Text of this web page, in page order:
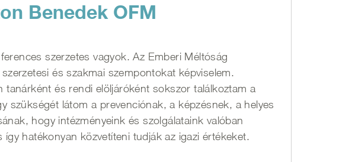
Benedek OFM
szerzetes vagyok. Az Emberi Méltóság
és szakmai szempontokat képviselem.
tanárként és rendi elöljáróként sokszor találkoztam a
szükségét látom a prevenciónak, a képzésnek, a helyes
hogy intézményeink és szolgálataink valóban
hatékonyan közvetíteni tudják az igazi értékeket.